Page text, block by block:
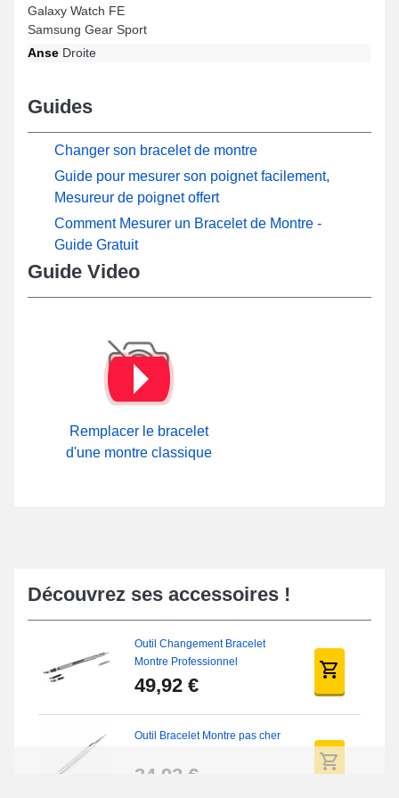
Galaxy Watch FE
Samsung Gear Sport
Anse Droite
Guides
Changer son bracelet de montre
Guide pour mesurer son poignet facilement,
Mesureur de poignet offert
Comment Mesurer un Bracelet de Montre -
Guide Gratuit
Guide Video
Remplacer le bracelet
d'une montre classique
Découvrez ses accessoires !
Outil Changement Bracelet
Montre Professionnel
49,92 €
Outil Bracelet Montre pas cher
34,92 €